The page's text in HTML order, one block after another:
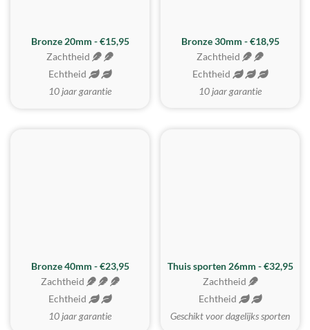
Bronze 20mm - €15,95
Zachtheid
Echtheid
10 jaar garantie
BESTE KOOP
Bronze 30mm - €18,95
Zachtheid
Echtheid
10 jaar garantie
Bronze 40mm - €23,95
Zachtheid
Echtheid
10 jaar garantie
Thuis sporten 26mm - €32,95
Zachtheid
Echtheid
Geschikt voor dagelijks sporten